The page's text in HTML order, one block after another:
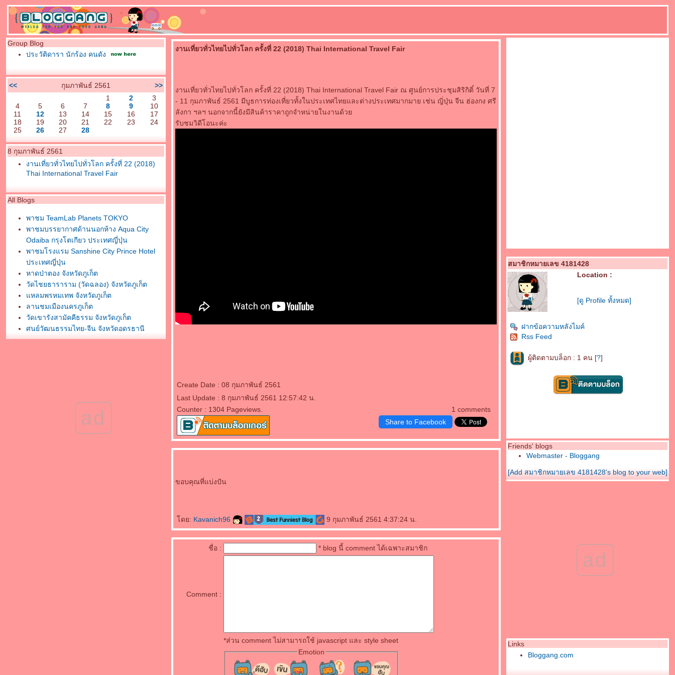
Group Blog
ประวัติดารา นักร้อง คนดัง
<< กุมภาพันธ์ 2561
>>
1
2
3
4
5 6 7 8 9
10
11
12 13 14 15 16
17
18
19 20 21 22 23
24
25
26 27 28
8 กุมภาพันธ์ 2561
งานเที่ยวทั่วไทยไปทั่วโลก ครั้งที่ 22 (2018)
Thai International Travel Fair
All Blogs
พาชม TeamLab Planets TOKYO
พาชมบรรยากาศด้านนอกห้าง Aqua City
Odaiba กรุงโตเกียว ประเทศญี่ปุ่น
พาชมโรงแรม Sanshine City Prince Hotel
ประเทศญี่ปุ่น
หาดป่าตอง จังหวัดภูเก็ต
วัดไชยธาราราม (วัดฉลอง) จังหวัดภูเก็ต
หลมพรหมเทพ จังหวัดภูเก็ต
ลานชมเมืองนครภูเก็ต
วัดเขารังสามัคคีธรรม จังหวัดภูเก็ต
ศูนย์วัฒนธรรมไทย-จีน จังหวัดอุดรธานี
พระบรมธาตุธรรมเจดีย์ วัดโพธิสมภรณ์
กราบสักการะพระธาตถศรีสุราษฎร์
ad
งานเที่ยวทั่วไทยไปทั่วโลก ครั้งที่ 22 (2018) Thai International Travel Fair
งานเที่ยวทั่วไทยไปทั่วโลก ครั้งที่ 22 (2018) Thai International Travel Fair ณ ศูนย์การประชุมสิริกิติ์ วันที่ 7
- 11 กุมภาพันธ์ 2561 มีบูธการท่องเที่ยวทั้งในประเทศไทยและต่างประเทศมากมาย เช่น ญิ่ปุ่น จีน ฮ่องกง ศรี
ลังกา ฯลฯ นอกจากนี้ยังมีสินค้าราคาถูกจำหน่ายในงานด้ว
รับชมวิดีโอนะค่ะ
Create Date : 08 กุมภาพันธ์ 2561
1 comments
Last Update : 8 กุมภาพันธ์ 2561 12:57:42 น.
Counter : 1304 Pageviews.
Share to Facebook
ขอบคุณที่แบ่งปัน
ดย: Kavanich96 9 กุมภาพันธ์ 2561 4:37:24 น.
ชื่อ : * blog นี้ comment ได้เฉพาะสมาชิก
Comment :
*ส่วน comment ไม่สามารถใช้ javascript และ style sheet
Emotion
สมาชิกหมายเลข 4181428
Location :
[ดู Profile ทั้งหมด]
ฝากข้อความหลังไมค์
Rss Feed
ผู้ติดตามบล็อก : 1 คน [?]
Friends' blogs
Webmaster - Bloggang
[Add สมาชิกหมายเลข 4181428's blog to your web]
ad
Links
Bloggang.com